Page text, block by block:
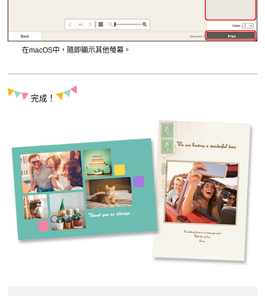
在macOS中，隨即顯示其他螢幕。
完成！